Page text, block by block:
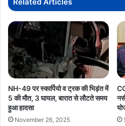
NH-49 पर स्कार्पियो व ट्रक की भिड़ंत में
5 की मौत, 3 घायल, बारात से लौटते समय
हुआ हादसा
November 26, 2025